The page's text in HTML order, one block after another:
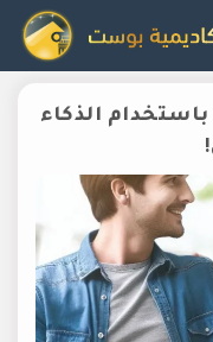
الذكاء